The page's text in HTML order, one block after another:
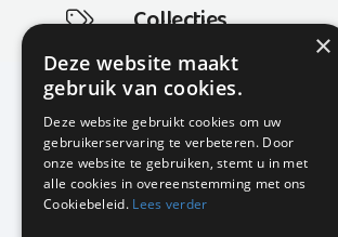
Collecties
Actuele en populaire collecties
KMP Kantoormeubilair
Airport Business Park
Frankfurtstraat 29-31
1175 RH Lijnden
×
Deze website maakt
gebruik van cookies.
Deze website gebruikt cookies om uw
gebruikerservaring te verbeteren. Door
onze website te gebruiken, stemt u in met
alle cookies in overeenstemming met ons
Cookiebeleid. Lees verder